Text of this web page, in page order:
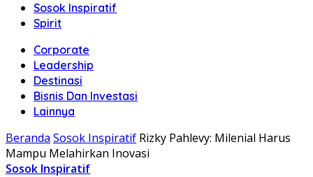
Sosok Inspiratif
Spirit
Corporate
Leadership
Destinasi
Bisnis Dan Investasi
Lainnya
Beranda Sosok Inspiratif Rizky Pahlevy: Milenial Harus
Mampu Melahirkan Inovasi
Sosok Inspiratif